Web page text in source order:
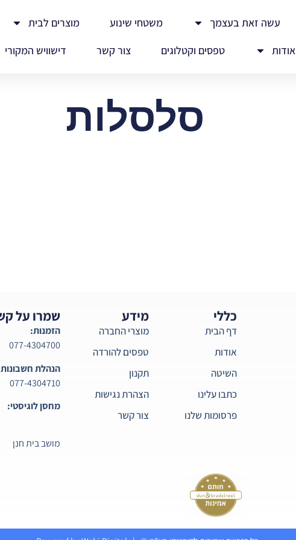
עשה זאת בעצמך משטחי שינוע
מוצרים לבית
אודות טפסים וקטלוגים צור קשר דישוויש המקורי
סלסלות
כללי
דף הבית
אודות
השיטה
כתבו עלינו
פרסומות שלנו
מידע
מוצרי החברה
טפסים להורדה
תקנון
הצהרת נגישות
צור קשר
שמרו על
הזמנות:
077-4304700
הנהלת
077-4304710
מחסן לוגיסטי:
מושב בית חנן